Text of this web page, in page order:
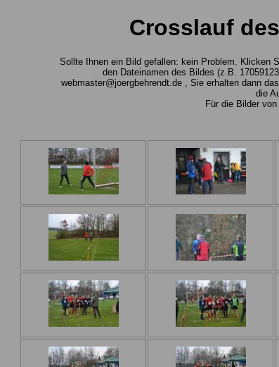
Crosslauf
Sollte Ihnen ein Bild gefallen: kein Problem. Klicken
den Dateinamen des Bildes (z.B.
webmaster@joergbehrendt.de , Sie erhalten dann
die
Für die Bilder